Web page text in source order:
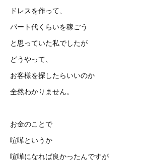
ドレスを作って、
パート代くらいを稼ごう
と思っていた私でしたが
どうやって、
お客様を探したらいいのか
全然わかりません。
お金のことで
喧嘩というか
喧嘩になれば良かったんですが